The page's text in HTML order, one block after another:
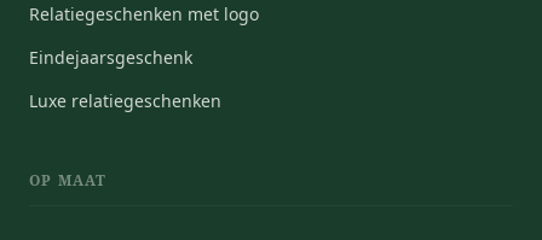
Relatiegeschenken met logo
Eindejaarsgeschenk
Luxe relatiegeschenken
OP MAAT